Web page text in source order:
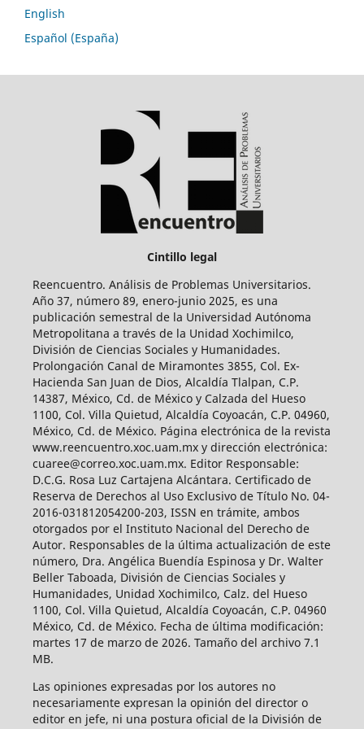
English
Español (España)
Cintillo legal
Reencuentro. Análisis de Problemas Universitarios.
Año 37, número 89, enero-junio 2025, es una
publicación semestral de la Universidad Autónoma
Metropolitana a través de la Unidad Xochimilco,
División de Ciencias Sociales y Humanidades.
Prolongación Canal de Miramontes 3855, Col. Ex-
Hacienda San Juan de Dios, Alcaldía Tlalpan, C.P.
14387, México, Cd. de México y Calzada del Hueso
1100, Col. Villa Quietud, Alcaldía Coyoacán, C.P. 04960,
México, Cd. de México. Página electrónica de la revista
www.reencuentro.xoc.uam.mx y dirección electrónica:
cuaree@correo.xoc.uam.mx. Editor Responsable:
D.C.G. Rosa Luz Cartajena Alcántara. Certificado de
Reserva de Derechos al Uso Exclusivo de Título No. 04-
2016-031812054200-203, ISSN en trámite, ambos
otorgados por el Instituto Nacional del Derecho de
Autor. Responsables de la última actualización de este
número, Dra. Angélica Buendía Espinosa y Dr. Walter
Beller Taboada, División de Ciencias Sociales y
Humanidades, Unidad Xochimilco, Calz. del Hueso
1100, Col. Villa Quietud, Alcaldía Coyoacán, C.P. 04960
México, Cd. de México. Fecha de última modificación:
martes 17 de marzo de 2026. Tamaño del archivo 7.1
MB.
Las opiniones expresadas por los autores no
necesariamente expresan la opinión del director o
editor en jefe, ni una postura oficial de la División de